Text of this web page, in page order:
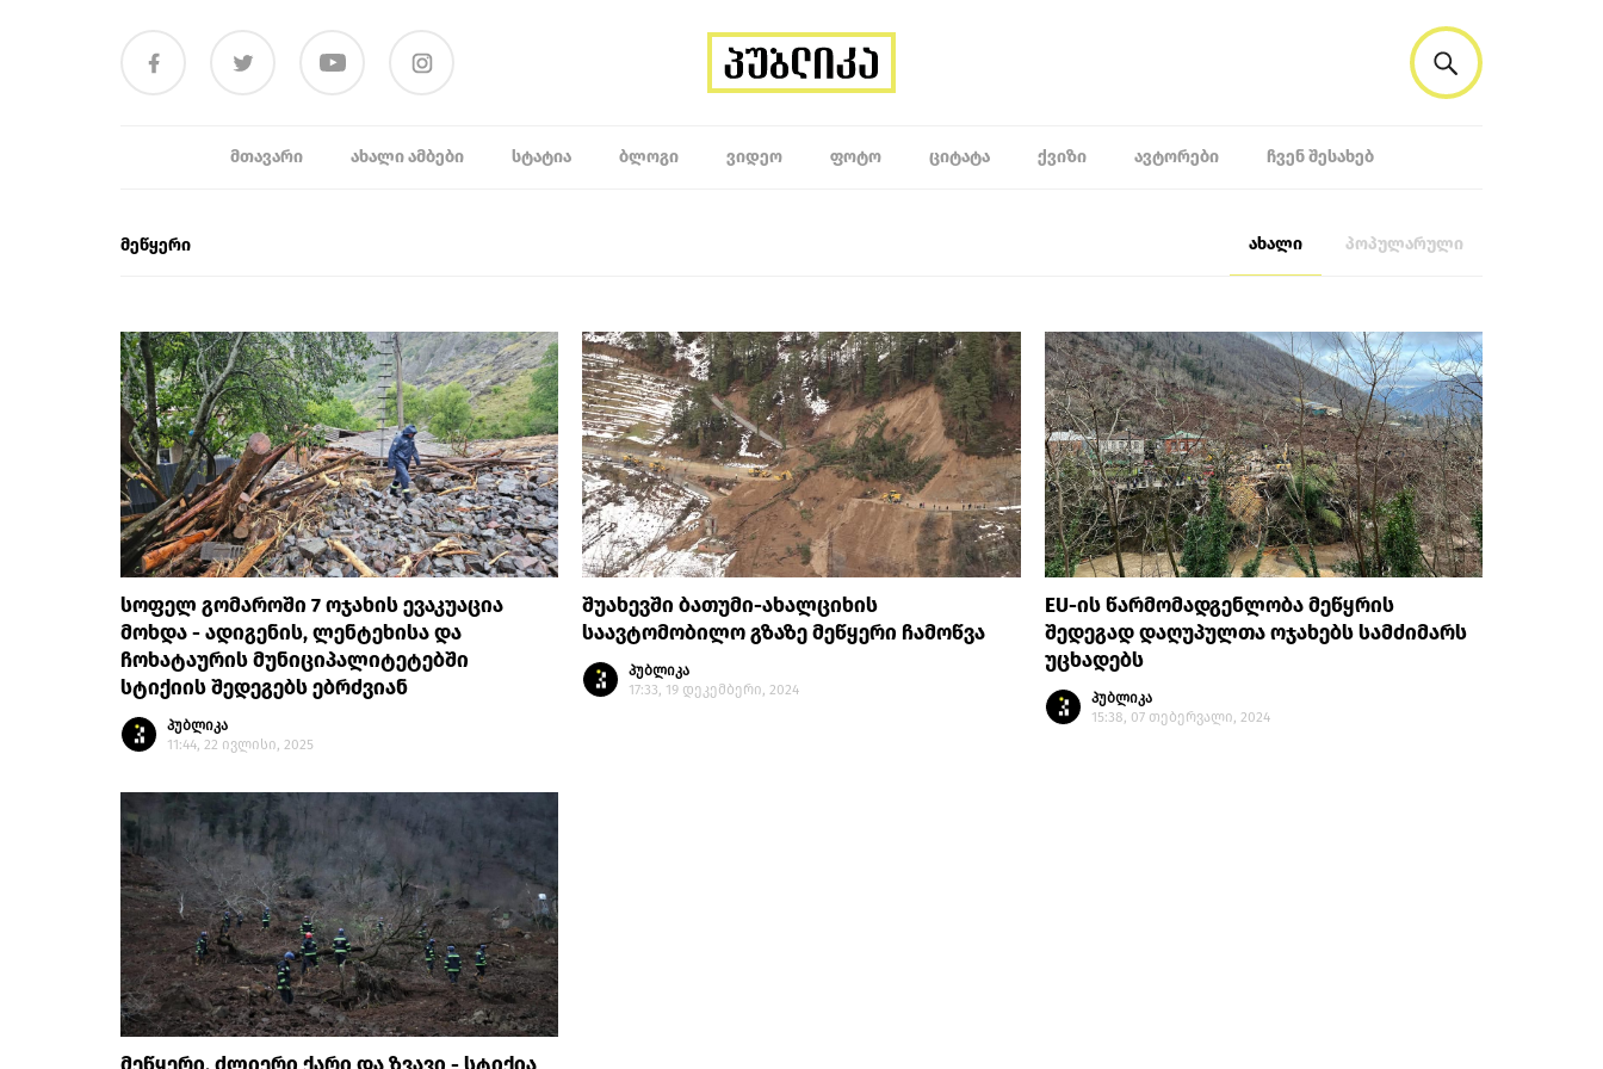
ᲛᲗᲐᲕᲐᲠᲘ ᲐᲮᲐᲚᲘ ᲐᲛᲑᲔᲑᲘ ᲡᲢᲐᲢᲘᲐ ᲑᲚᲝᲒᲘ ᲕᲘᲓᲔᲝ ᲤᲝᲢᲝ ᲪᲘᲢᲐᲢᲐ ᲥᲕᲘᲖᲘ ᲐᲕᲢᲝᲠᲔᲑᲘ ᲩᲕᲔᲜ ᲨᲔᲡᲐᲮᲔᲑ
მეწყერი ახალი პოპულარული
სოფელ გომაროში 7 ოჯახის ევაკუაცია
მოხდა - ადიგენის, ლენტეხისა და
ჩოხატაურის მუნიციპალიტეტებში
სტიქიის შედეგებს ებრძვიან
პუბლიკა
11:44, 22 ივლისი, 2025
შუახევში ბათუმი-ახალციხის
საავტომობილო გზაზე მეწყერი ჩამოწვა
პუბლიკა
17:33, 19 დეკემბერი, 2024
EU-ის წარმომადგენლობა მეწყრის
შედეგად დაღუპულთა ოჯახებს სამძიმარს
უცხადებს
პუბლიკა
15:38, 07 თებერვალი, 2024